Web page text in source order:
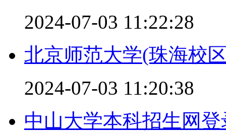
2024-07-03 11:22:28
北京师范大学(珠海校
2024-07-03 11:20:38
中山大学本科招生网